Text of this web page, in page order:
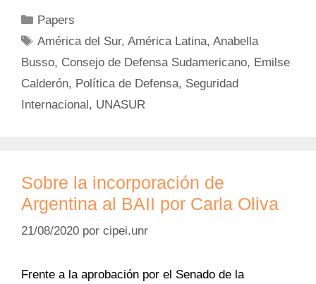
Categorías
Papers
Etiquetas
América del Sur,América Latina,Anabella
Busso, Consejo de Defensa Sudamericano, Emilse
Calderón, Política de Defensa, Seguridad
Internacional, UNASUR
Sobre la incorporación de
Argentina al BAII por Carla Oliva
21/08/2020 por cipei.unr
Frente a la aprobación por el Senado de la